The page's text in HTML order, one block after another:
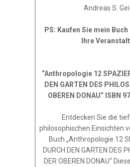
Andreas S.
PS: Kaufen Sie mein
Ihre
“Anthropologie 12
DEN GARTEN DES
OBEREN DONAU” ISBN
Entdecken Sie die
philosophischen Einsichten
Buch „Anthropologie 12
DURCH DEN GARTEN DES
DER OBEREN DONAU“